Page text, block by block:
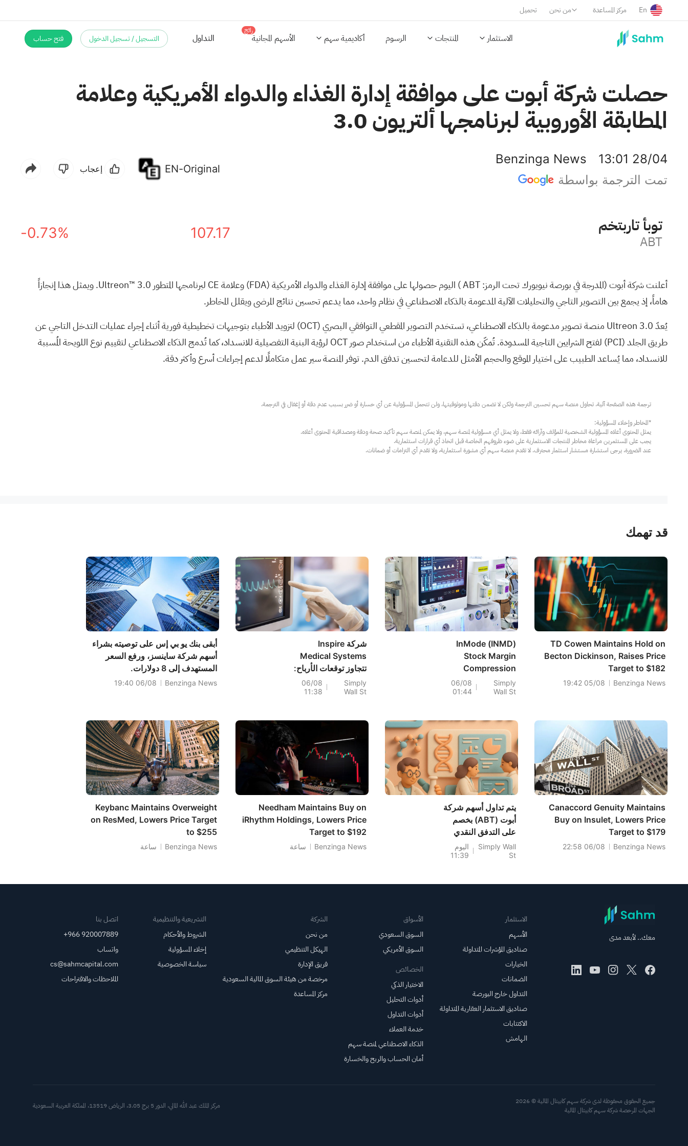
تحميل من نحن مركز المساعدة En
الاستثمار المنتجات الرسوم أكاديمية سهم الأسهم المجانية
رائج
التداول التسجيل / تسجيل الدخول فتح حساب
حصلت شركة أبوت على موافقة إدارة الغذاء والدواء الأمريكية وعلامة
المطابقة الأوروبية لبرنامجها ألتريون 3.0
Benzinga News
13:01 28/04
تمت الترجمة بواسطة
EN-Original إعجاب
مختبرات أبوت
ABT
107.17
-0.73%
أعلنت شركة أبوت (المدرجة في بورصة نيويورك تحت الرمز:ABT) اليوم حصولها على موافقة إدارة الغذاء والدواء الأمريكية(FDA)
وعلامة CE لبرنامجها المتطور Ultreon™ 3.0. ويمثل هذا إنجازاً
هاماً، إذ يجمع بين التصوير التاجي والتحليلات الآلية المدعومة بالذكاء الاصطناعي في نظام واحد، مما يدعم تحسين نتائج المرضى ويقلل المخاطر.
يُعدّ Ultreon 3.0 منصة تصوير مدعومة بالذكاء الاصطناعي، تستخدم التصوير المقطعي التوافقي البصري
(OCT) لتزويد الأطباء بتوجيهات تخطيطية فورية أثناء إجراء عمليات التدخل التاجي عن
طريق الجلد(PCI)
لفتح الشرايين التاجية المسدودة. تُمكّن هذه التقنية الأطباء من استخدام صور OCT لرؤية البنية التفصيلية للانسداد، كما تُدمج الذكاء الاصطناعي لتقييم نوع اللويحة المُسببة
للانسداد، مما يُساعد الطبيب على اختيار الموقع والحجم الأمثل للدعامة لتحسين تدفق الدم. توفر المنصة سير عمل متكاملًا لدعم إجراءات أسرع وأكثر دقة.
عند الضرورة، يرجى استشارة مستشار استثمار محترف. لا تقدم منصة سهم أي مشورة استثمارية، ولا تقدم أي التزامات أو ضمانات.
قد تهمك
TD Cowen Maintains Hold on
Becton Dickinson, Raises Price
Target to $182
Benzinga News
05/08 19:42
InMode (INMD)
Stock Margin
Compression
Deepens As
Profitability Fades
Simply
Wall St
06/08
01:44
شركة Inspire
Medical Systems
تتجاوز توقعات الأرباح:
إليكم ما يتوقعه
المحللون مستقبلاً
Simply
Wall St
06/08
11:38
أبقى بنك يو بي إس على توصيته بشراء
أسهم شركة ساينسز، ورفع السعر
المستهدف إلى 8 دولارات.
Benzinga News
06/08 19:40
Canaccord Genuity Maintains
Buy on Insulet, Lowers Price
Target to $179
Benzinga News
06/08 22:58
يتم تداول أسهم شركة
أبوت (ABT) بخصم
على التدفق النقدي
ولكن بعلاوة على
الأرباح
Simply Wall
St
اليوم
11:39
Needham Maintains Buy on
iRhythm Holdings, Lowers Price
Target to $192
Benzinga News ساعة
Keybanc Maintains Overweight
on ResMed, Lowers Price Target
to $255
Benzinga News ساعة
معك.. لأبعد مدى
الاستثمار
الأسهم
صناديق المؤشرات المتداولة
الخيارات
الضمانات
التداول خارج البورصة
صناديق الاستثمار العقارية المتداولة
الاكتتابات
الهامش
الأسواق
السوق السعودي
السوق الأمريكي
الخصائص
الاختيار الذكي
أدوات التحليل
أدوات التداول
خدمة العملاء
الذكاء الاصطناعي لمنصة سهم
أمان الحساب والربح والخسارة
الشركة
من نحن
الهيكل التنظيمي
فريق الإدارة
مرخصة من هيئة السوق المالية السعودية
مركز المساعدة
التشريعية والتنظيمية
الشروط والأحكام
إخلاء المسؤولية
سياسة الخصوصية
اتصل بنا
+966 920007889
واتساب
cs@sahmcapital.com
الملاحظات والاقتراحات
جميع الحقوق محفوظة لدى شركة سهم كابيتال المالية © 2026
الجهات المرخصة شركة سهم كابيتال المالية
مركز الملك عبد الله المالي، الدور 5 برج 3.05، الرياض 13519، المملكة العربية السعودية